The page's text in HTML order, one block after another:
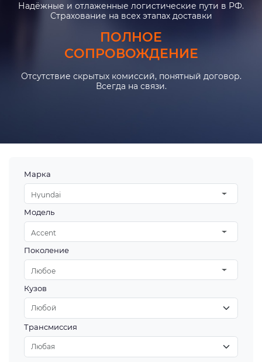
Надёжные и отлаженные логистические пути в РФ.
Страхование на всех этапах доставки
ПОЛНОЕ
СОПРОВОЖДЕНИЕ
Отсутствие скрытых комиссий, понятный договор.
Всегда на связи.
Марка
Hyundai
Модель
Accent
Поколение
Любое
Кузов
Трансмиссия